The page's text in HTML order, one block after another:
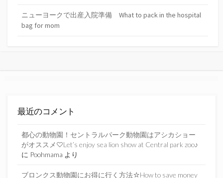
ニューヨークで出産入院準備 What to pack in the hospital
bag for mom
最近のコメント
都心の動物園！セントラルパーク動物園はアシカショー
がオススメ♡Let’s enjoy sea lion show at Central park zoo♪
に Poohmama より
ブロンクス動物園にお得に行く方法☆How to save money